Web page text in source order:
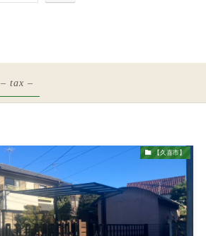
– tax –
【久喜市】